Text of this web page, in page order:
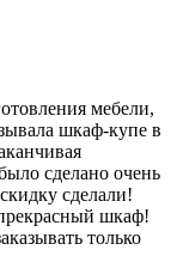
мебели,
шкаф-купе в
сделано очень
сделали!
шкаф!
только